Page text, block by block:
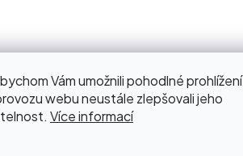
Vám umožnili pohodlné prohlížení
webu neustále zlepšovali jeho
Více informací
cookies